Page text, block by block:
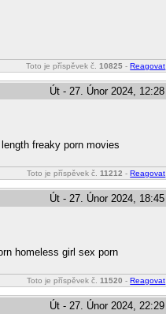
Toto je příspěvek č.10825 - Reagovat
Út - 27. Únor 2024, 12:28
freaky porn movies
Toto je příspěvek č.11212 - Reagovat
Út - 27. Únor 2024, 18:45
homeless girl sex porn
Toto je příspěvek č.11520 - Reagovat
Út - 27. Únor 2024, 22:29